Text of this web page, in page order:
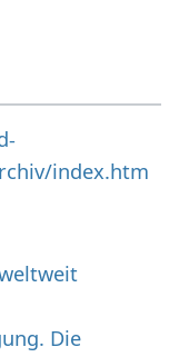
index.htm
Die